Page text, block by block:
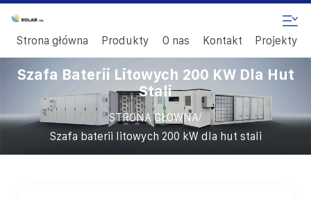
Strona główna Produkty O nas Kontakt Projekty
Szafa Baterii Litowych 200 KW Dla Hut
Stali
STRONA GŁÓWNA/
Szafa baterii litowych 200 kW dla hut stali